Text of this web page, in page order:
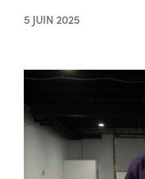
5 JUIN 2025